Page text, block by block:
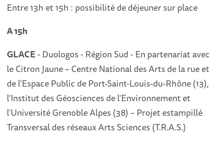
Entre 13h et 15h : possibilité de déjeuner sur place
A 15h
GLACE- Duologos - Région Sud - En partenariat avec
le Citron Jaune – Centre National des Arts de la rue et
de l’Espace Public de Port-Saint-Louis-du-Rhône (13),
l’Institut des Géosciences de l’Environnement et
l’Université Grenoble Alpes (38) – Projet estampillé
Transversal des réseaux Arts Sciences (T.R.A.S.)